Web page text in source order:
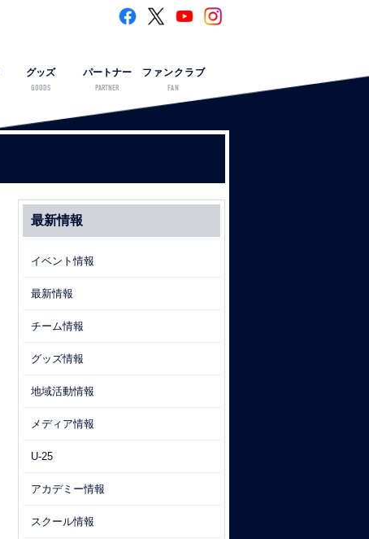
グッズ
GOODS
パートナー
PARTNER
ファンクラブ
FAN
最新情報
イベント情報
最新情報
チーム情報
グッズ情報
地域活動情報
メディア情報
U-25
アカデミー情報
スクール情報